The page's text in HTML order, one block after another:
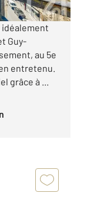
idéalement
Guy-
au 5e
entretenu.
grâce à ...